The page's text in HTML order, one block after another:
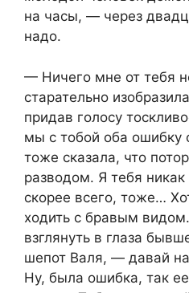
на часы, — через
надо.
— Ничего мне от тебя
старательно
придав голосу
мы с тобой оба
тоже сказала, что
разводом. Я тебя
скорее всего, тоже…
ходить с бравым
взглянуть в глаза
шепот Валя, — давай
Ну, была ошибка, так